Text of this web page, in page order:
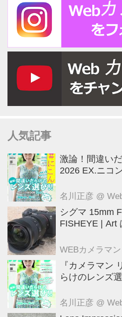
人気記事
激論！間違い
2026 EX.ニコ
名川正彦 @
シグマ 15mm
FISHEYE | Art
WEBカメラマン
『カメラマン
らけのレンズ
名川正彦 @